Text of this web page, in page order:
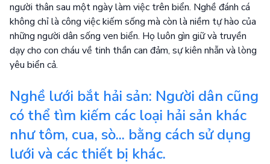
người thân sau một ngày làm việc trên biển. Nghề đánh cá
không chỉ là công việc kiếm sống mà còn là niềm tự hào của
những người dân sống ven biển. Họ luôn gìn giữ và truyền
dạy cho con cháu về tinh thần can đảm, sự kiên nhẫn và lòng
yêu biển cả.
Nghề lưới bắt hải sản: Người dân cũng
có thể tìm kiếm các loại hải sản khác
như tôm, cua, sò... bằng cách sử dụng
lưới và các thiết bị khác.